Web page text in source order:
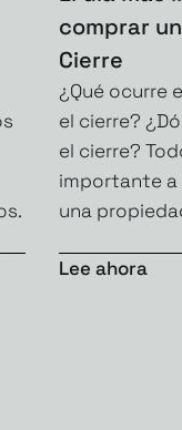
comprar
Cierre
¿Qué ocurre
el cierre?
el cierre?
importante a
una
Lee ahora